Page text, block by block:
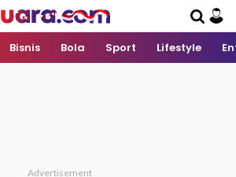
Bisnis Bola Sport Lifestyle